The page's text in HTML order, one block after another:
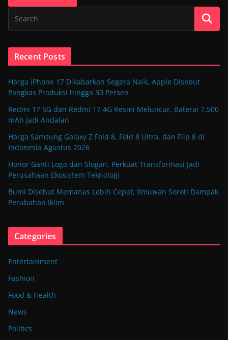
Recent Posts
Harga iPhone 17 Dikabarkan Segera Naik, Apple Disebut
Pangkas Produksi hingga 30 Persen
Redmi 17 5G dan Redmi 17 4G Resmi Meluncur, Baterai 7.500
mAh Jadi Andalan
Harga Samsung Galaxy Z Fold 8, Fold 8 Ultra, dan Flip 8 di
Indonesia Agustus 2026
Honor Ganti Logo dan Slogan, Perkuat Transformasi Jadi
Perusahaan Ekosistem Teknologi
Bumi Disebut Memanas Lebih Cepat, Ilmuwan Soroti Dampak
Perubahan Iklim
Categories
Entertainment
Fashion
Food & Health
News
Politics